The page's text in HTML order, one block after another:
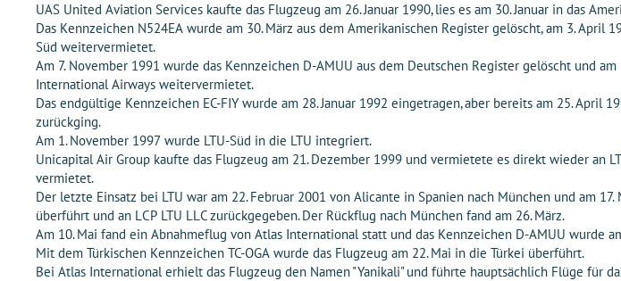
UAS United Aviation Services kaufte das Flugzeug am 26. Januar 1990, lies es am 30. Januar in das
Das Kennzeichen N524EA wurde am 30. März aus dem Amerikanischen Register gelöscht, am 3. April
Süd weitervermietet.
Am 7. November 1991 wurde das Kennzeichen D-AMUU aus dem Deutschen Register gelöscht und
International Airways weitervermietet.
Das endgültige Kennzeichen EC-FIY wurde am 28. Januar 1992 eingetragen, aber bereits am 25.
zurückging.
Am 1. November 1997 wurde LTU-Süd in die LTU integriert.
Unicapital Air Group kaufte das Flugzeug am 21. Dezember 1999 und vermietete es direkt wieder an
vermietet.
Der letzte Einsatz bei LTU war am 22. Februar 2001 von Alicante in Spanien nach München und am
überführt und an LCP LTU LLC zurückgegeben. Der Rückflug nach München fand am 26. März.
Am 10. Mai fand ein Abnahmeflug von Atlas International statt und das Kennzeichen D-AMUU wurde
Mit dem Türkischen Kennzeichen TC-OGA wurde das Flugzeug am 22. Mai in die Türkei überführt.
Bei Atlas International erhielt das Flugzeug den Namen "Yanikali" und führte hauptsächlich Flüge für